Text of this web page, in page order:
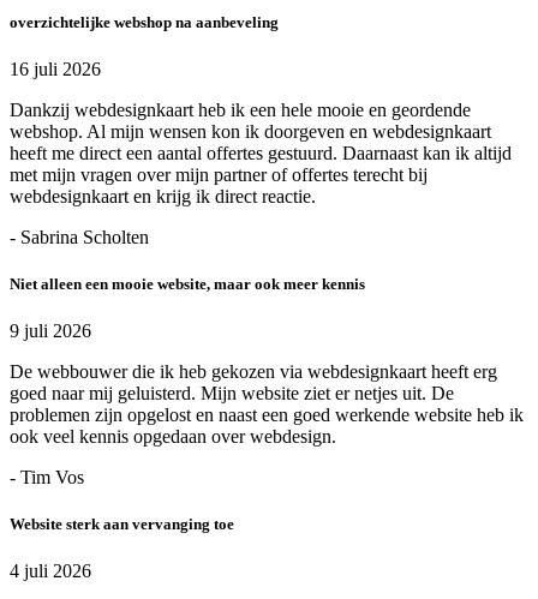
overzichtelijke webshop na aanbeveling
16 juli 2026
Dankzij webdesignkaart heb ik een hele mooie en geordende
webshop. Al mijn wensen kon ik doorgeven en webdesignkaart
heeft me direct een aantal offertes gestuurd. Daarnaast kan ik altijd
met mijn vragen over mijn partner of offertes terecht bij
webdesignkaart en krijg ik direct reactie.
- Sabrina Scholten
Niet alleen een mooie website, maar ook meer kennis
9 juli 2026
De webbouwer die ik heb gekozen via webdesignkaart heeft erg
goed naar mij geluisterd. Mijn website ziet er netjes uit. De
problemen zijn opgelost en naast een goed werkende website heb ik
ook veel kennis opgedaan over webdesign.
- Tim Vos
Website sterk aan vervanging toe
4 juli 2026